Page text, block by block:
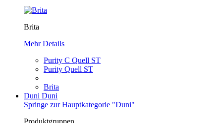
Brita
Mehr Details
Purity C Quell ST
Purity Quell ST
Brita
Duni Duni
Springe zur Hauptkategorie "Duni"
Produktgruppen